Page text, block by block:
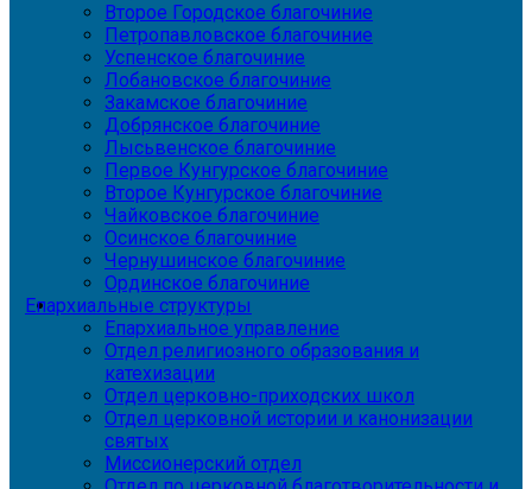
Второе Городское благочиние
Петропавловское благочиние
Успенское благочиние
Лобановское благочиние
Закамское благочиние
Добрянское благочиние
Лысьвенское благочиние
Первое Кунгурское благочиние
Второе Кунгурское благочиние
Чайковское благочиние
Осинское благочиние
Чернушинское благочиние
Ординское благочиние
Епархиальные структуры
Епархиальное управление
Отдел религиозного образования и
катехизации
Отдел церковно-приходских школ
Отдел церковной истории и канонизации
святых
Миссионерский отдел